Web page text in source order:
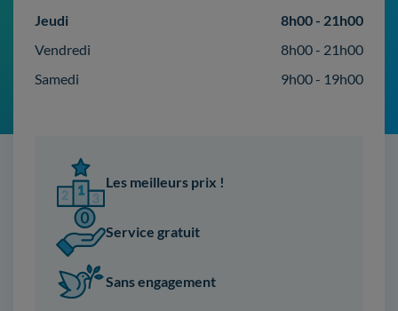
Jeudi
8h00 - 21h00
Vendredi
8h00 - 21h00
Samedi
9h00 - 19h00
Les meilleurs prix !
Service gratuit
Sans engagement